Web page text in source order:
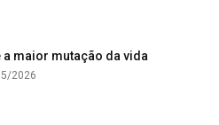
a maior mutação da vida
2026